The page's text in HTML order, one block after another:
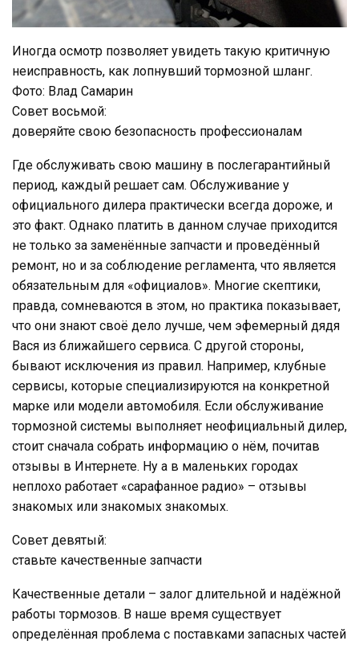
Иногда осмотр позволяет увидеть такую критичную
неисправность, как лопнувший тормозной шланг.
Фото: Влад Самарин
Совет восьмой:
доверяйте свою безопасность профессионалам
Где обслуживать свою машину в послегарантийный
период, каждый решает сам. Обслуживание у
официального дилера практически всегда дороже, и
это факт. Однако платить в данном случае приходится
не только за заменённые запчасти и проведённый
ремонт, но и за соблюдение регламента, что является
обязательным для «официалов». Многие скептики,
правда, сомневаются в этом, но практика показывает,
что они знают своё дело лучше, чем эфемерный дядя
Вася из ближайшего сервиса. С другой стороны,
бывают исключения из правил. Например, клубные
сервисы, которые специализируются на конкретной
марке или модели автомобиля. Если обслуживание
тормозной системы выполняет неофициальный дилер,
стоит сначала собрать информацию о нём, почитав
отзывы в Интернете. Ну а в маленьких городах
неплохо работает «сарафанное радио» – отзывы
знакомых или знакомых знакомых.
Совет девятый:
ставьте качественные запчасти
Качественные детали – залог длительной и надёжной
работы тормозов. В наше время существует
определённая проблема с поставками запасных частей